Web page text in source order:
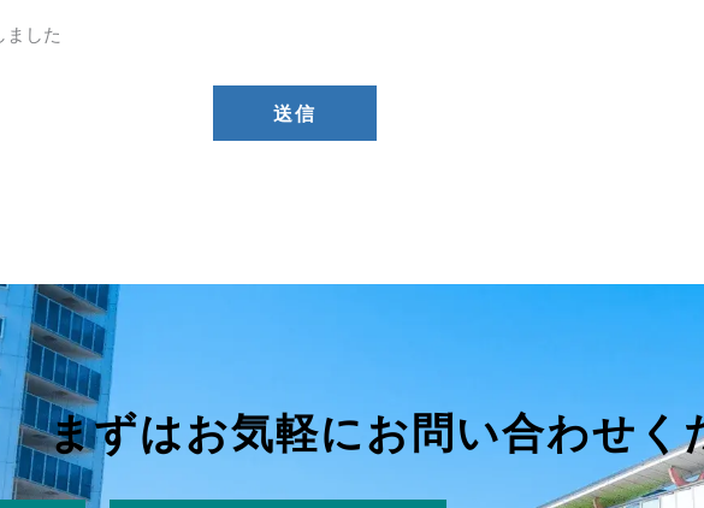
ました
まずはお気軽にお問い合わせく